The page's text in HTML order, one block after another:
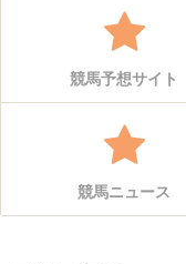
競馬予想サイト
競馬ニュース